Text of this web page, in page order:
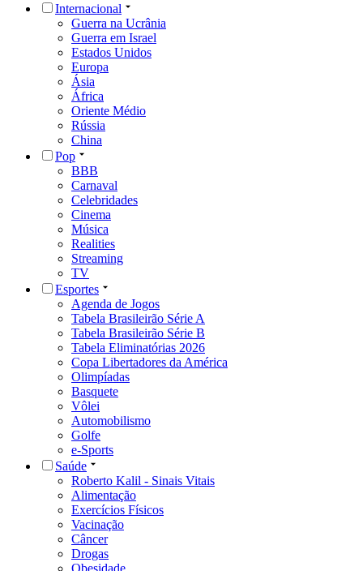
Internacional
Guerra na Ucrânia
Guerra em Israel
Estados Unidos
Europa
Ásia
África
Oriente Médio
Rússia
China
Pop
BBB
Carnaval
Celebridades
Cinema
Música
Realities
Streaming
TV
Esportes
Agenda de Jogos
Tabela Brasileirão Série A
Tabela Brasileirão Série B
Tabela Eliminatórias 2026
Copa Libertadores da América
Olimpíadas
Basquete
Vôlei
Automobilismo
Golfe
e-Sports
Saúde
Roberto Kalil - Sinais Vitais
Alimentação
Exercícios Físicos
Vacinação
Câncer
Drogas
Obesidade